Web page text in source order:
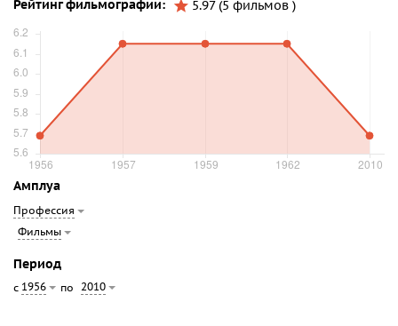
Рейтинг фильмографии: 5.97 (5 фильмов )
Амплуа
Профессия
Фильмы
Период
с 1956 по 2010